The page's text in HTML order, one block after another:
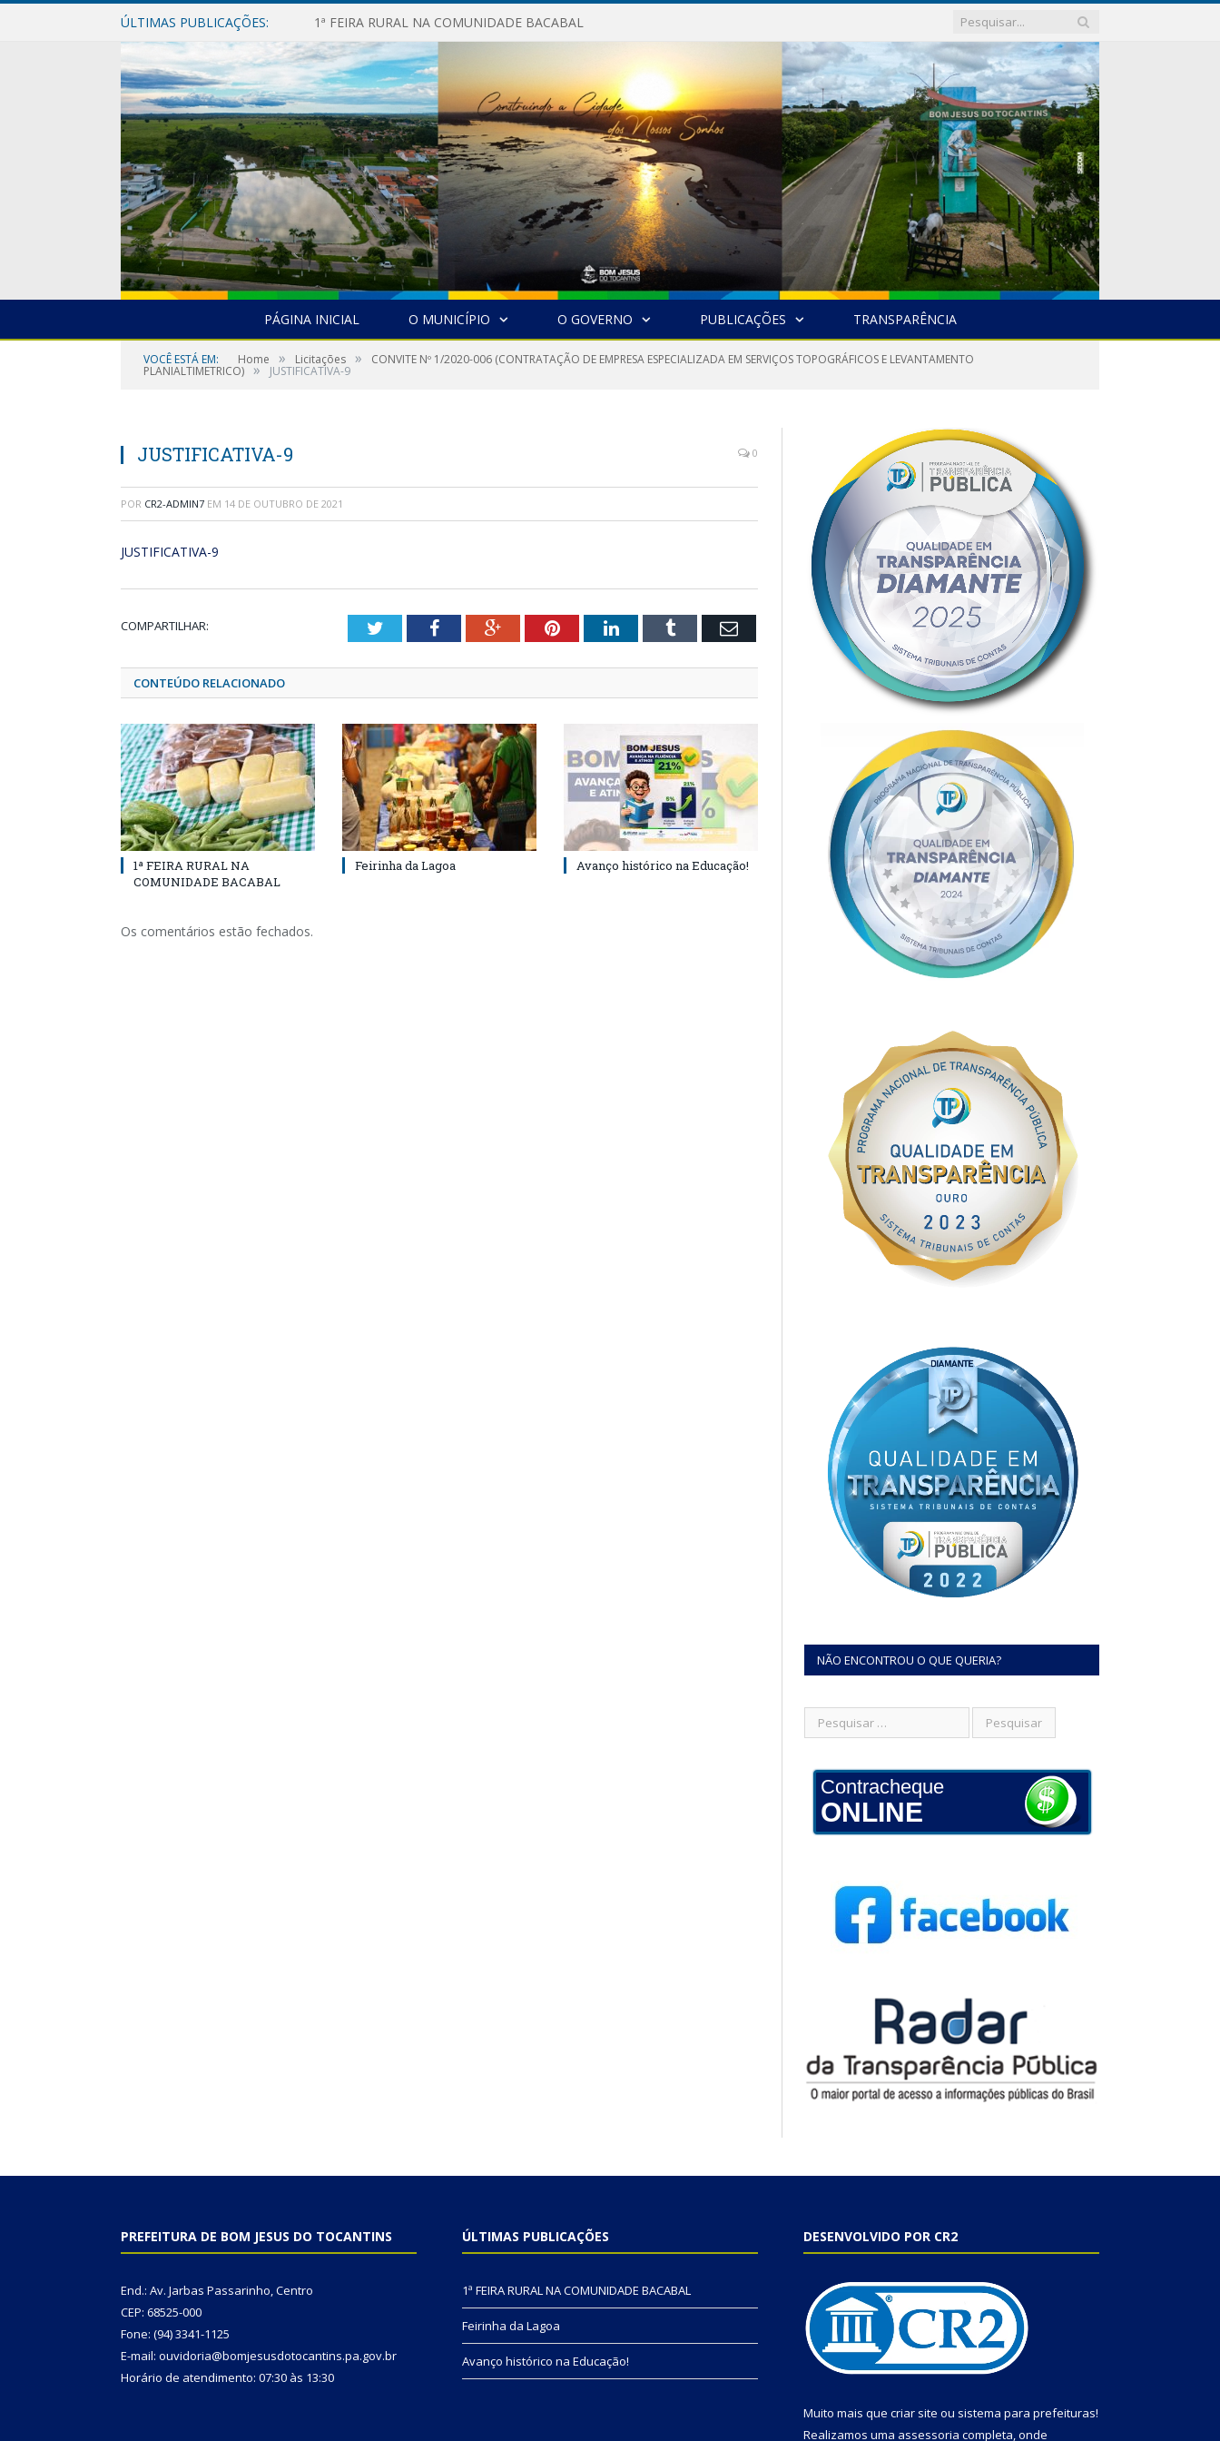
ÚLTIMAS PUBLICAÇÕES: 1ª FEIRA RURAL NA COMUNIDADE BACABAL
PÁGINA INICIAL O MUNICÍPIO O GOVERNO PUBLICAÇÕES TRANSPARÊNCIA
VOCÊ ESTÁ EM: Home » Licitações » CONVITE Nº 1/2020-006 (CONTRATAÇÃO DE EMPRESA ESPECIALIZADA EM SERVIÇOS TOPOGRÁFICOS E LEVANTAMENTO
PLANIALTIMETRICO) » JUSTIFICATIVA-9
JUSTIFICATIVA-9 0
POR CR2-ADMIN7 EM 14 DE OUTUBRO DE 2021
JUSTIFICATIVA-9
COMPARTILHAR: TwitterFacebookGoogle+PinterestLinkedInTumblr Email
CONTEÚDO RELACIONADO
1ª FEIRA RURAL NA
COMUNIDADE BACABAL
Feirinha da Lagoa Avanço histórico na Educação!
Os comentários estão fechados.
NÃO ENCONTROU O QUE QUERIA?
Contracheque
ONLINE
PREFEITURA DE BOM JESUS DO TOCANTINS
End.: Av. Jarbas Passarinho, Centro
CEP: 68525-000
Fone: (94) 3341-1125
E-mail: ouvidoria@bomjesusdotocantins.pa.gov.br
Horário de atendimento: 07:30 às 13:30
ÚLTIMAS PUBLICAÇÕES
1ª FEIRA RURAL NA COMUNIDADE BACABAL
Feirinha da Lagoa
Avanço histórico na Educação!
DESENVOLVIDO POR CR2
Muito mais que criar site ou sistema para prefeituras!
Realizamos uma assessoria completa, onde